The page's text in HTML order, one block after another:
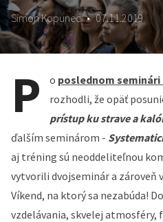
Simon Kopunec • 07.11.2019
P o poslednom seminári
rozhodli, že opäť
prístup ku strave a
ďalším seminárom -
aj tréning sú neoddeliteľnou
vytvorili dvojseminár a zároveň
Víkend, na ktorý sa nezabúda!
vzdelávania, skvelej atmosféry,